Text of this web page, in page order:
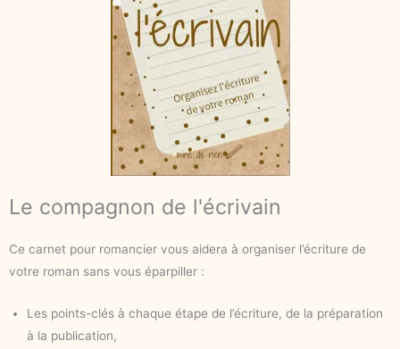
Le compagnon de l'écrivain
Ce carnet pour romancier vous aidera à organiser l’écriture de
votre roman sans vous éparpiller :
Les points-clés à chaque étape de l’écriture, de la préparation
à la publication,